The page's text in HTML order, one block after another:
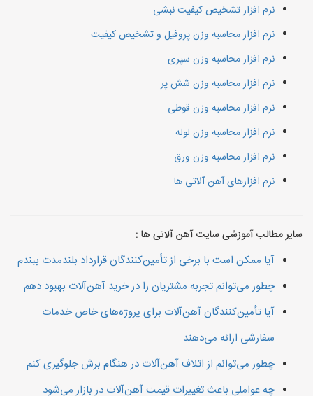
نرم افزار تشخیص کیفیت نبشی
نرم افزار محاسبه وزن پروفیل و تشخیص کیفیت
نرم افزار محاسبه وزن سپری
نرم افزار محاسبه وزن شش پر
نرم افزار محاسبه وزن قوطی
نرم افزار محاسبه وزن لوله
نرم افزار محاسبه وزن ورق
نرم افزارهای آهن آلاتی ها
سایر مطالب آموزشی سایت آهن آلاتی ها :
آیا ممکن است با برخی از تأمین‌کنندگان قرارداد بلندمدت ببندم
چطور می‌توانم تجربه مشتریان را در خرید آهن‌آلات بهبود دهم
آیا تأمین‌کنندگان آهن‌آلات برای پروژه‌های خاص خدمات
سفارشی ارائه می‌دهند
چطور می‌توانم از اتلاف آهن‌آلات در هنگام برش جلوگیری کنم
چه عواملی باعث تغییرات قیمت آهن‌آلات در بازار می‌شود